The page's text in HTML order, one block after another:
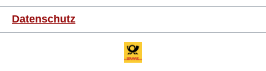
Datenschutz